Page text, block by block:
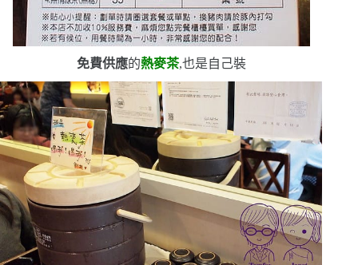
免費供應的熱麥茶,也是自己裝